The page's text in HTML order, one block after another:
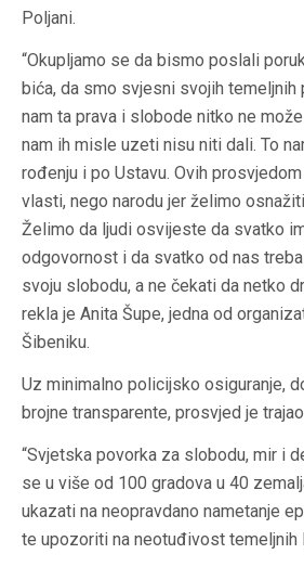
Poljani.
“Okupljamo se da bismo poslali
bića, da smo svjesni svojih temeljnih
nam ta prava i slobode nitko ne
nam ih misle uzeti nisu niti dali. To
rođenju i po Ustavu. Ovih
vlasti, nego narodu jer želimo
Želimo da ljudi osvijeste da svatko
odgovornost i da svatko od nas
svoju slobodu, a ne čekati da netko
rekla je Anita Šupe, jedna od
Šibeniku.
Uz minimalno policijsko osiguranje,
brojne transparente, prosvjed je
“Svjetska povorka za slobodu, mir i
se u više od 100 gradova u 40
ukazati na neopravdano nametanje
te upozoriti na neotuđivost temeljnih